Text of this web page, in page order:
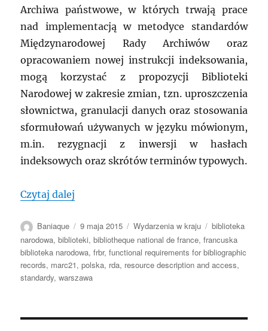
Archiwa państwowe, w których trwają prace
nad implementacją w metodyce standardów
Międzynarodowej Rady Archiwów oraz
opracowaniem nowej instrukcji indeksowania,
mogą korzystać z propozycji Biblioteki
Narodowej w zakresie zmian, tzn. uproszczenia
słownictwa, granulacji danych oraz stosowania
sformułowań używanych w języku mówionym,
m.in. rezygnacji z inwersji w hasłach
indeksowych oraz skrótów terminów typowych.
Czytaj dalej
Autor
Baniaque
Data
publikacji
9 maja 2015 Kategorie
Wydarzenia w kraju Tagi
biblioteka
narodowa,biblioteki,bibliotheque national de france,francuska
biblioteka narodowa,frbr,functional requirements for bibliographic
records, marc21,polska, rda, resource description and access,
standardy,warszawa